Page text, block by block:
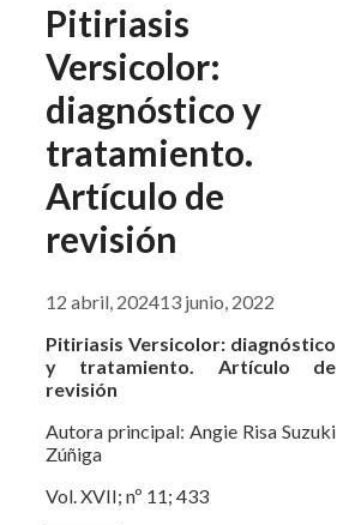
Pitiriasis
Versicolor:
diagnóstico y
tratamiento.
Artículo de
revisión
12 abril, 202413 junio, 2022
Pitiriasis Versicolor: diagnóstico
y tratamiento. Artículo de
revisión
Autora principal: Angie Risa Suzuki
Zúñiga
Vol. XVII; nº 11; 433